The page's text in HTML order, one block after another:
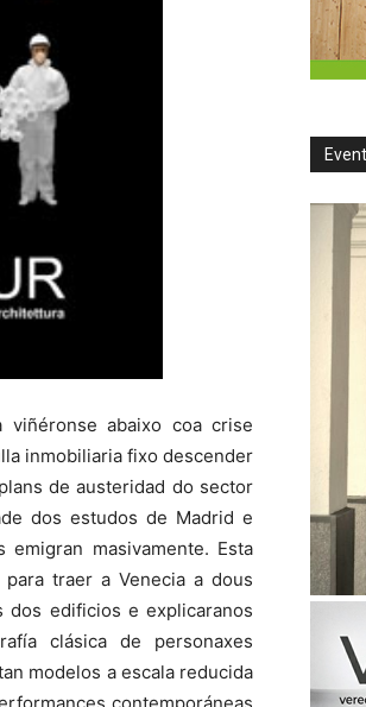
abaixo coa crise
inmobiliaria fixo descender
de austeridad do sector
dos estudos de Madrid e
masivamente. Esta
traer a Venecia a dous
dos edificios e explicaranos
clásica de personaxes
modelos a escala reducida